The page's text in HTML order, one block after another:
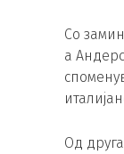
Со
а
Од